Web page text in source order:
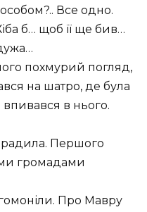
Все одно.
б… щоб її ще бив…
похмурий погляд,
на шатро, де була
в нього.
Першого
громадами
Про Мавру